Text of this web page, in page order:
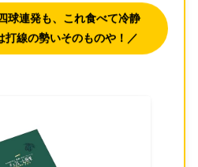
球連発も、これ食べて冷静
線の勢いそのものや！／